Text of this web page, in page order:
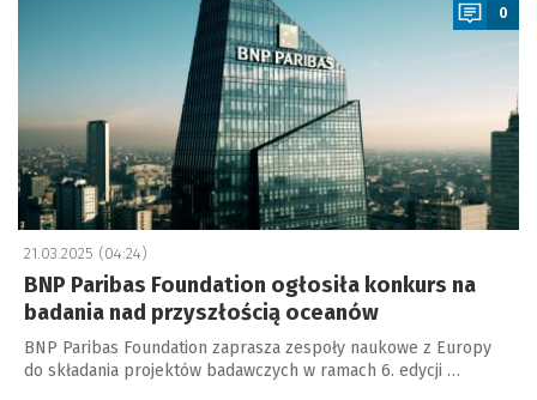
0
21.03.2025 (04:24)
BNP Paribas Foundation ogłosiła konkurs na
badania nad przyszłością oceanów
BNP Paribas Foundation zaprasza zespoły naukowe z Europy
do składania projektów badawczych w ramach 6. edycji …